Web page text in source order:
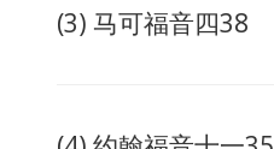
(3) 马可福音四38